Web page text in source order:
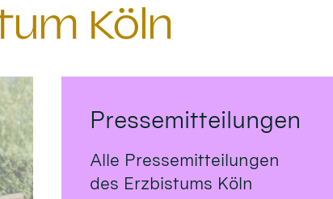
Köln
Pressemitteilungen
Alle Pressemitteilungen
des Erzbistums Köln